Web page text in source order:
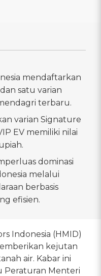
mendaftarkan
satu varian
terbaru.
varian Signature
EV memiliki nilai
dominasi
melalui
berbasis
efisien.
Indonesia (HMID)
kejutan
air. Kabar ini
Peraturan Menteri